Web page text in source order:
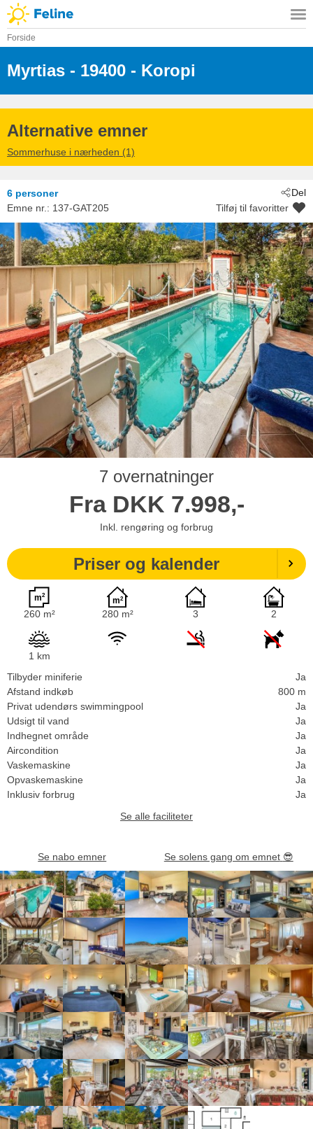
Forside
Myrtias
- Lagonisi - Koropi
- 19400 - Koropi
Alternative emner
Sommerhuse i nærheden (1)
Del
6 personer
Emne nr.: 137-GAT205 Tilføj til favoritter
7 overnatninger
Fra DKK 7.998,-
Inkl. rengøring og forbrug
Priser og kalender
260 m² 280 m² 3 2
1 km
Tilbyder miniferie
Ja
Afstand indkøb
800 m
Privat udendørs swimmingpool
Ja
Udsigt til vand
Ja
Indhegnet område
Ja
Aircondition
Ja
Vaskemaskine
Ja
Opvaskemaskine
Ja
Inklusiv forbrug
Ja
Se alle faciliteter
Se nabo emner Se solens gang om emnet 😎